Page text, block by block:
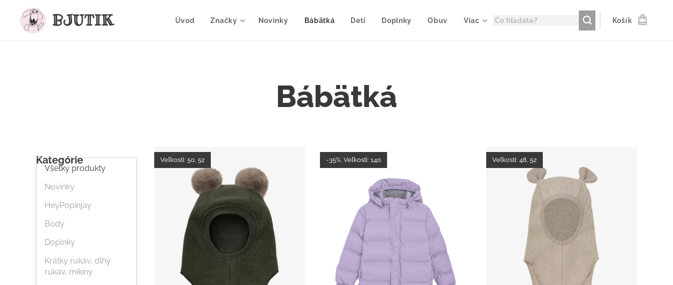
BJUTIK Úvod Značky Novinky Bábätká Deti Doplnky Obuv Viac Košík
Bábätká
Kategórie
Všetky produkty
Novinky
HeyPopinjay
Body
Doplnky
Krátky rukáv, dlhý
rukáv, mikiny
Veľkosti: 50, 52 -35%, Veľkosti: 140 Veľkosti: 48, 52